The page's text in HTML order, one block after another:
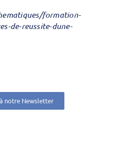
formation-
de-reussite-dune-
notre Newsletter